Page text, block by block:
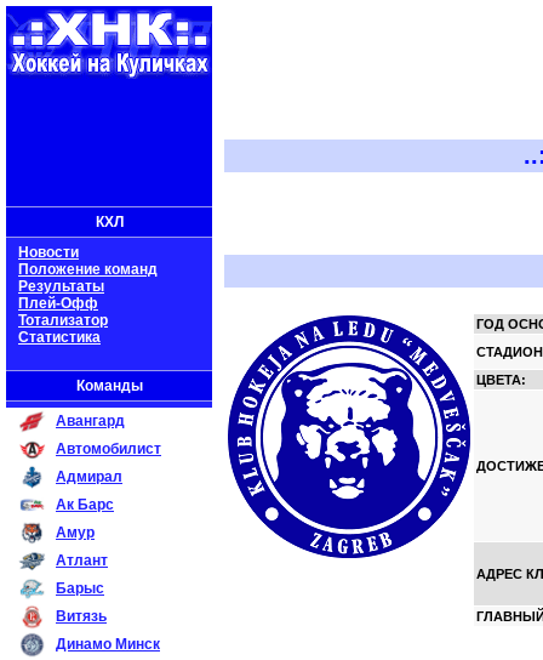
КХЛ
Новости
Положение команд
Результаты
Плей-Офф
Тотализатор
Статистика
Команды
Авангард
Автомобилист
Адмирал
Ак Барс
Амур
Атлант
Барыс
Витязь
Динамо Минск
..::
ГОД
ЦВЕТА:
АДРЕС